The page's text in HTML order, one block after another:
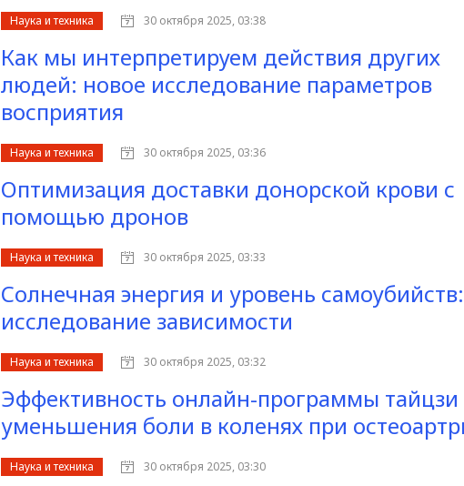
Наука и техника 30 октября 2025, 03:38
Как мы интерпретируем действия других
людей: новое исследование параметров
восприятия
Наука и техника 30 октября 2025, 03:36
Оптимизация доставки донорской крови с
помощью дронов
Наука и техника 30 октября 2025, 03:33
Солнечная энергия и уровень самоубийств:
исследование зависимости
Наука и техника 30 октября 2025, 03:32
Эффективность онлайн-программы
уменьшения боли в коленях при
Наука и техника 30 октября 2025, 03:30